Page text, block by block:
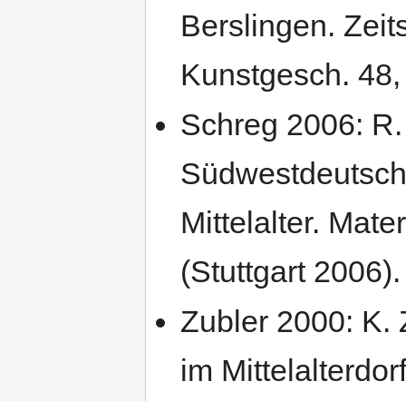
Berslingen.
Kunstgesch.
Schreg 2006:
Mittelalter.
(Stuttgart
Zubler 2000: K.
im